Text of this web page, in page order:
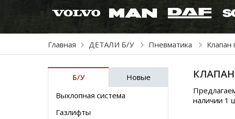
Главная ДЕТАЛИ Б/У Пневматика Клапан
Б/У
Новые
Выхлопная система
Газлифты
наличии 1